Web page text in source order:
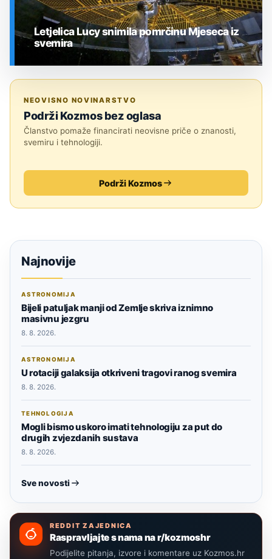
Letjelica Lucy snimila pomrčinu Mjeseca iz
svemira
NEOVISNO NOVINARSTVO
Podrži Kozmos bez oglasa
Članstvo pomaže financirati neovisne priče o znanosti,
svemiru i tehnologiji.
Podrži Kozmos
Najnovije
ASTRONOMIJA
Bijeli patuljak manji od Zemlje skriva iznimno
masivnu jezgru
8. 8. 2026.
ASTRONOMIJA
U rotaciji galaksija otkriveni tragovi ranog svemira
8. 8. 2026.
TEHNOLOGIJA
Mogli bismo uskoro imati tehnologiju za put do
drugih zvjezdanih sustava
8. 8. 2026.
Sve novosti
REDDIT ZAJEDNICA
Raspravljajte s nama na r/kozmoshr
Podijelite pitanja, izvore i komentare uz Kozmos.hr